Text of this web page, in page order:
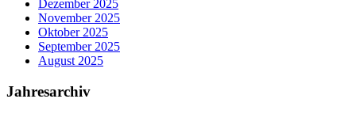
Dezember 2025
November 2025
Oktober 2025
September 2025
August 2025
Jahresarchiv